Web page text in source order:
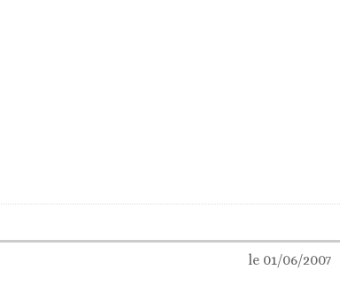
le 01/06/2007